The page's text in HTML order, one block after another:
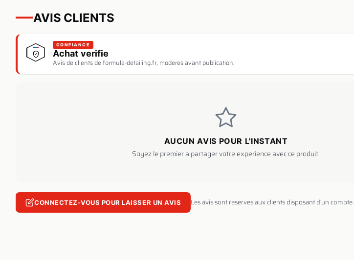
AVIS CLIENTS
CONFIANCE
Achat verifie
Avis de clients de formula-detailing.fr, moderes avant publication.
AUCUN AVIS POUR L'INSTANT
Soyez le premier a partager votre experience avec ce produit.
CONNECTEZ-VOUS POUR LAISSER UN AVIS Les avis sont reserves aux clients disposant d'un compte.